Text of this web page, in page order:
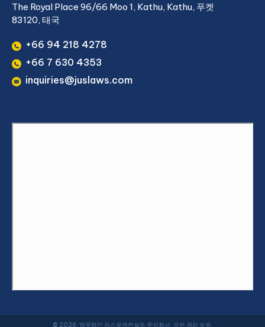
The Royal Place 96/66 Moo 1, Kathu, Kathu, 푸켓
83120, 태국
+66 94 218 4278
+66 7 630 4353
inquiries@juslaws.com
© 2026, 법무법인 저스로앤컨설트 주식회사. 모든 권리 보유.